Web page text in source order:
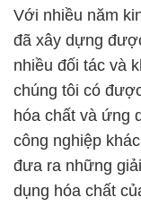
Với nhiều năm
đã xây dựng
nhiều đối tác và
chúng tôi có
hóa chất và ứng
công nghiệp
đưa ra những
dụng hóa chất